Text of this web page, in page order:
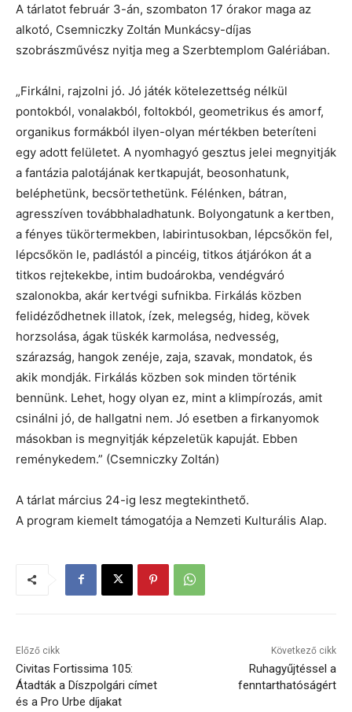
A tárlatot február 3-án, szombaton 17 órakor maga az
alkotó, Csemniczky Zoltán Munkácsy-díjas
szobrászművész nyitja meg a Szerbtemplom Galériában.
„Firkálni, rajzolni jó. Jó játék kötelezettség nélkül
pontokból, vonalakból, foltokból, geometrikus és amorf,
organikus formákból ilyen-olyan mértékben beteríteni
egy adott felületet. A nyomhagyó gesztus jelei megnyitják
a fantázia palotájának kertkapuját, beosonhatunk,
beléphetünk, becsörtethetünk. Félénken, bátran,
agresszíven továbbhaladhatunk. Bolyongatunk a kertben,
a fényes tükörtermekben, labirintusokban, lépcsőkön fel,
lépcsőkön le, padlástól a pincéig, titkos átjárókon át a
titkos rejtekekbe, intim budoárokba, vendégváró
szalonokba, akár kertvégi sufnikba. Firkálás közben
felidéződhetnek illatok, ízek, melegség, hideg, kövek
horzsolása, ágak tüskék karmolása, nedvesség,
szárazság, hangok zenéje, zaja, szavak, mondatok, és
akik mondják. Firkálás közben sok minden történik
bennünk. Lehet, hogy olyan ez, mint a klimpírozás, amit
csinálni jó, de hallgatni nem. Jó esetben a firkanyomok
másokban is megnyitják képzeletük kapuját. Ebben
reménykedem.” (Csemniczky Zoltán)
A tárlat március 24-ig lesz megtekinthető.
A program kiemelt támogatója a Nemzeti Kulturális Alap.
Előző cikk
Civitas Fortissima 105:
Átadták a Díszpolgári címet
és a Pro Urbe díjakat
Következő cikk
Ruhagyűjtéssel a
fenntarthatóságért